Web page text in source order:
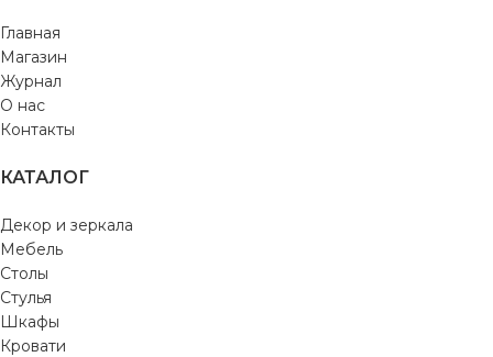
Главная
Магазин
Журнал
О нас
Контакты
КАТАЛОГ
Декор и зеркала
Мебель
Столы
Стулья
Шкафы
Кровати